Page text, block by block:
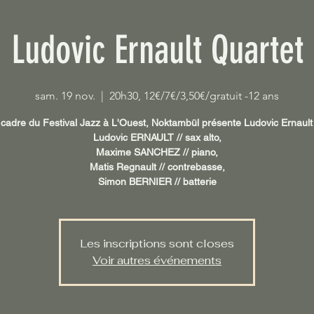
Ludovic Ernault Quartet
sam. 19 nov.
  |
20h30, 12€/7€/3,50€/gratuit -12 ans
du Festival Jazz à L'Ouest, Noktambül présente Ludovic
Ludovic ERNAULT // sax alto,
Maxime SANCHEZ // piano,
Matis Regnault // contrebasse,
Simon BERNIER // batterie
Les inscriptions sont closes
Voir autres événements